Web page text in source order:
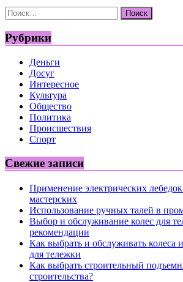
Найти:
Рубрики
Деньги
Досуг
Интересное
Культура
Общество
Политика
Происшествия
Спорт
Свежие записи
Применение электрических
мастерских
Использование ручных талей в
Выбор и обслуживание колес для
рекомендации
Как выбрать и обслуживать колеса
для тележки
Как выбрать строительный
строительства?